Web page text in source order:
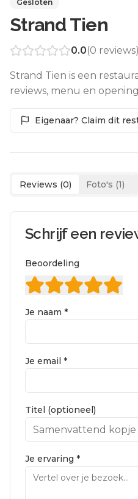
Gesloten
Strand Tien
0.0(0 reviews)
Strand Tien is een
reviews, menu en
Eigenaar? Claim dit
Reviews (0) Foto's (1)
Schrijf een
Beoordeling
Je naam *
Je email *
Titel (optioneel)
Je ervaring *